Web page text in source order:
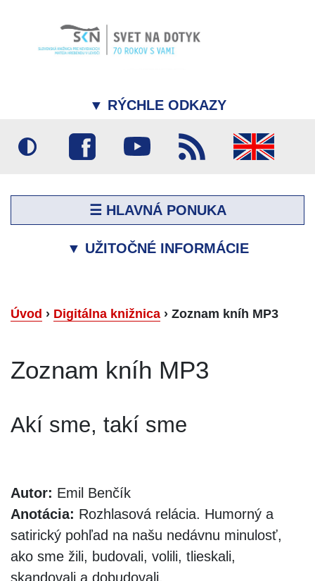
▼ RÝCHLE ODKAZY
☰ HLAVNÁ PONUKA
▼ UŽITOČNÉ INFORMÁCIE
Úvod › Digitálna knižnica › Zoznam kníh MP3
Zoznam kníh MP3
Akí sme, takí sme
Autor: Emil Benčík
Anotácia: Rozhlasová relácia. Humorný a
satirický pohľad na našu nedávnu minulosť,
ako sme žili, budovali, volili, tlieskali,
skandovali a dobudovali.